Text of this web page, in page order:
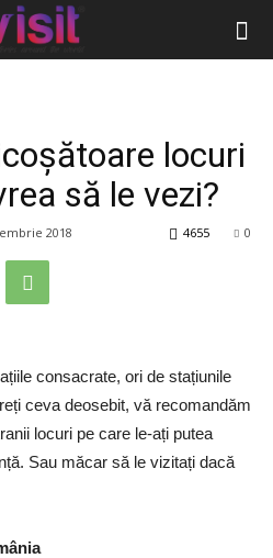
locuri
să le vezi?
2018 0
4655
consacrate, ori de stațiunile
ceva deosebit, vă recomandăm
locuri pe care le-ați putea
Sau măcar să le vizitați dacă